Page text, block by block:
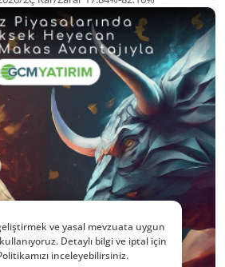
ve yasal mevzuata uygun
Detaylı bilgi ve iptal için
inceleyebilirsiniz.